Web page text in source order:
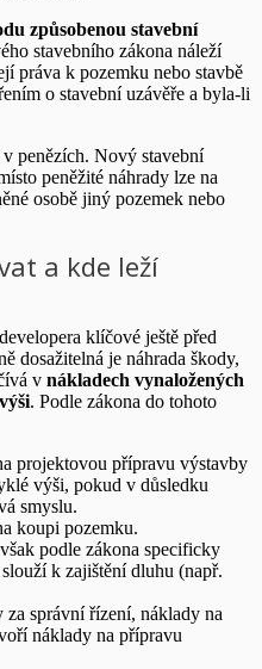
způsobenou stavební
stavebního zákona náleží
práva k pozemku nebo stavbě
o stavební uzávěře a byla-li
penězích. Nový stavební
peněžité náhrady lze na
osobě jiný pozemek nebo
a kde leží
klíčové ještě před
dosažitelná je náhrada škody,
v nákladech vynaložených
. Podle zákona do tohoto
projektovou přípravu výstavby
výši, pokud v důsledku
smyslu.
koupi pozemku.
podle zákona specificky
k zajištění dluhu (např.
správní řízení, náklady na
náklady na přípravu